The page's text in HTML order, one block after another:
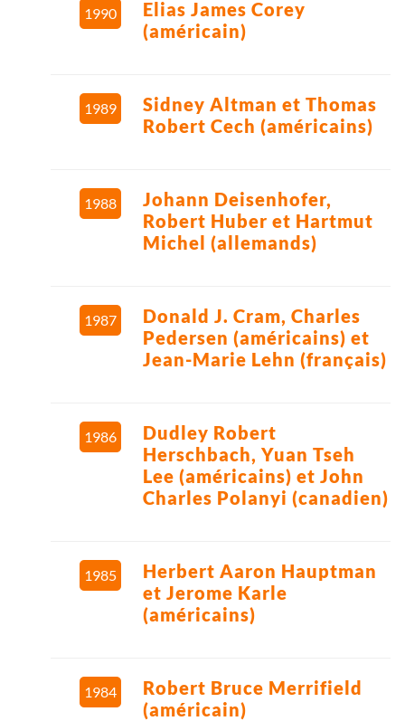
1990
Elias James Corey
(américain)
1989
Sidney Altman et Thomas
Robert Cech (américains)
1988
Johann Deisenhofer,
Robert Huber et Hartmut
Michel (allemands)
1987
Donald J. Cram, Charles
Pedersen (américains) et
Jean-Marie Lehn (français)
1986
Dudley Robert
Herschbach, Yuan Tseh
Lee (américains) et John
Charles Polanyi (canadien)
1985
Herbert Aaron Hauptman
et Jerome Karle
(américains)
1984
Robert Bruce Merrifield
(américain)